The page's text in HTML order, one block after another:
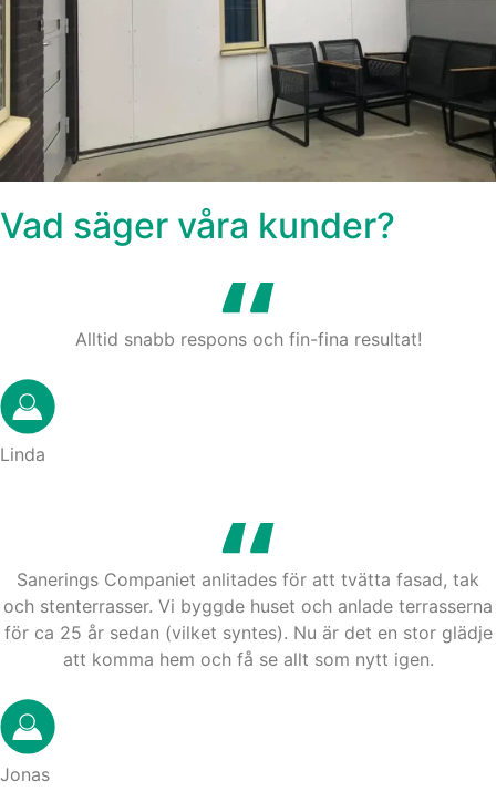
Vad säger våra kunder?
Alltid snabb respons och fin-fina resultat!
Linda
Sanerings Companiet anlitades för att tvätta fasad, tak
och stenterrasser. Vi byggde huset och anlade terrasserna
för ca 25 år sedan (vilket syntes). Nu är det en stor glädje
att komma hem och få se allt som nytt igen.
Jonas